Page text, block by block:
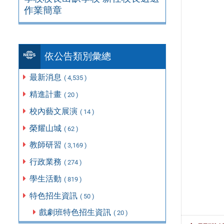
作業簡章
依公告類別彙總
最新消息 ( 4,535 )
精進計畫 ( 20 )
校內藝文展演 ( 14 )
榮耀山城 ( 62 )
教師研習 ( 3,169 )
行政業務 ( 274 )
學生活動 ( 819 )
特色招生資訊 ( 50 )
戲劇班特色招生資訊 ( 20 )